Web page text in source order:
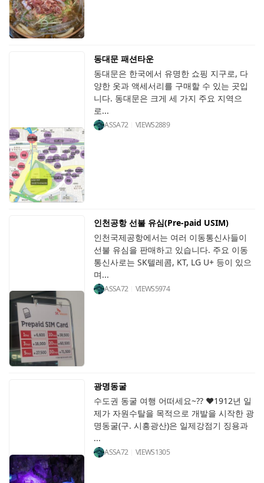
동대문 패션타운
동대문은 한국에서 유명한 쇼핑 지구로, 다
양한 옷과 액세서리를 구매할 수 있는 곳입
니다. 동대문은 크게 세 가지 주요 지역으
로...
ASSA72 VIEWS2889
인천공항 선불 유심(Pre-paid USIM)
인천국제공항에서는 여러 이동통신사들이
선불 유심을 판매하고 있습니다. 주요 이동
통신사로는 SK텔레콤, KT, LG U+ 등이 있으
며...
ASSA72 VIEWS5974
광명동굴
수도권 동굴 여행 어떠세요~?? ♥1912년 일
제가 자원수탈을 목적으로 개발을 시작한 광
명동굴(구. 시흥광산)은 일제강점기 징용과
...
ASSA72 VIEWS1305